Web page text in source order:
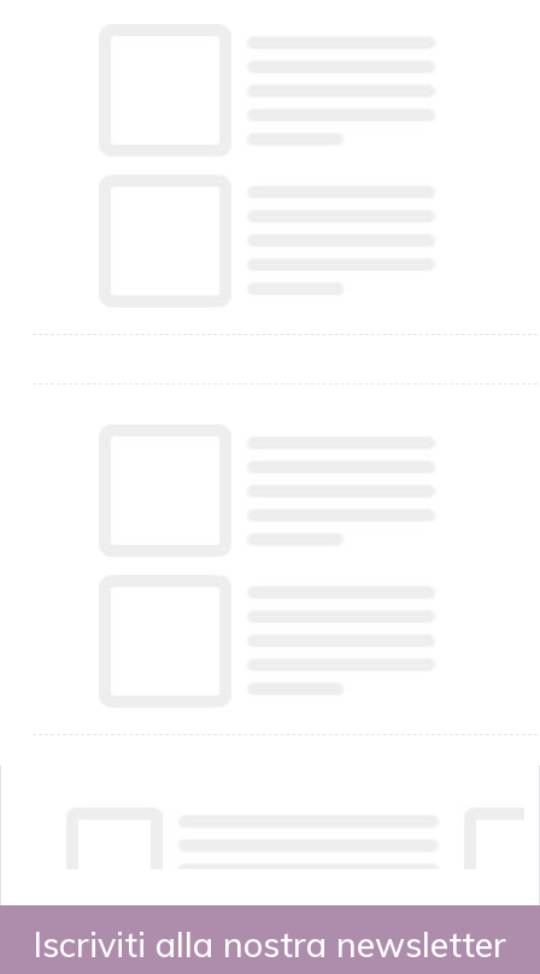
Iscriviti alla nostra newsletter